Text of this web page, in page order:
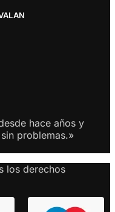
hace años y
problemas.»
los derechos